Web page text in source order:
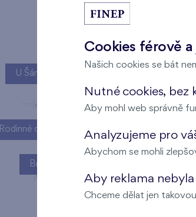
U Šárky
Rodinné domy Britská čtvrť
Britská čtvrť
Cookies férově a
Našich cookies se bát
Nutné cookies, bez
Aby mohl web správně
Analyzujeme pro
Abychom se mohli
Aby reklama
Chceme dělat jen